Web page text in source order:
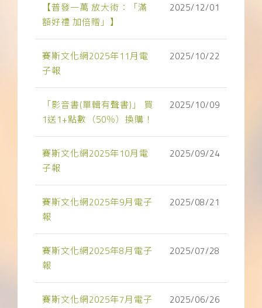
【普發一萬 放大術：「滿
額好禮 加倍贈」】
2025/12/01
賽斯文化網2025年11月電
子報
2025/10/22
「影音書(單輯有聲書)」 買
1送1+點數（50％）換購！
2025/10/09
賽斯文化網2025年10月電
子報
2025/09/24
賽斯文化網2025年9月電子
報
2025/08/21
賽斯文化網2025年8月電子
報
2025/07/28
賽斯文化網2025年7月電子
2025/06/26